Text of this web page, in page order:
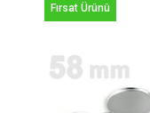
Fırsat Ürünü